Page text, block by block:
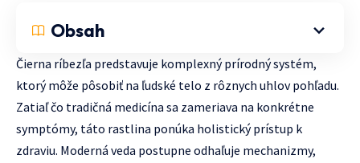
Obsah
Čierna ríbezľa predstavuje komplexný prírodný systém,
ktorý môže pôsobiť na ľudské telo z rôznych uhlov pohľadu.
Zatiaľ čo tradičná medicína sa zameriava na konkrétne
symptómy, táto rastlina ponúka holistický prístup k
zdraviu. Moderná veda postupne odhaľuje mechanizmy,